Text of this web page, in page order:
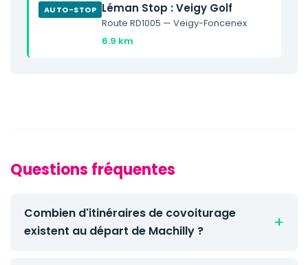
AUTO-STOP Léman Stop : Veigy Golf
Route RD1005 — Veigy-Foncenex
6.9 km
Questions fréquentes
Combien d'itinéraires de covoiturage
existent au départ de Machilly ?